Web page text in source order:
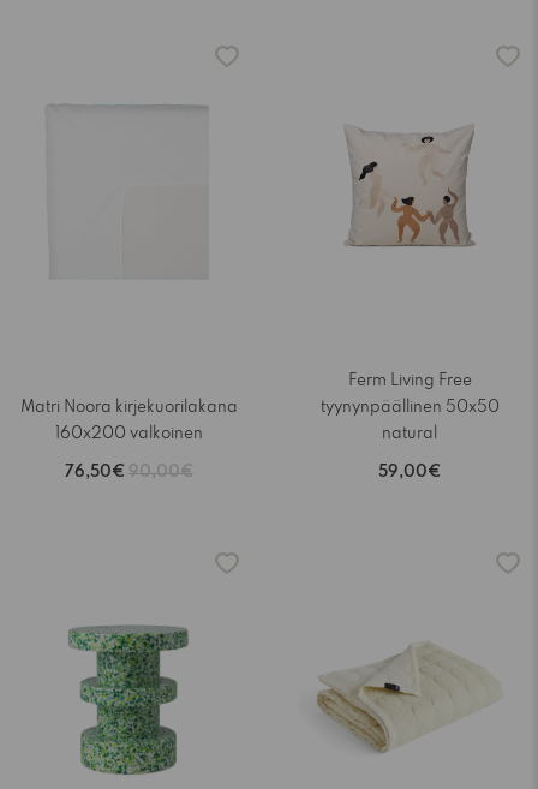
Matri Noora kirjekuorilakana
160x200 valkoinen
76,50€ 90,00€
Ferm Living Free
tyynynpäällinen 50x50
natural
59,00€